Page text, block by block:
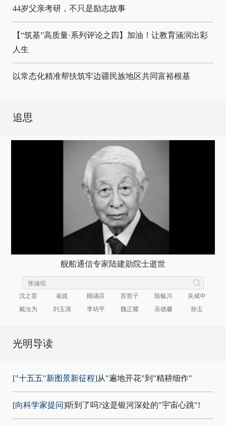
44岁父亲考研，不只是励志故事
【“筑基”高质量·系列评论之四】加油！让教育涵润出彩
人生
以常态化精准帮扶筑牢边疆民族地区共同富裕根基
追思
舰船通信专家陆建勋院士逝世
沈之荃 崔崑 顾诵芬 苏哲子 陈毓川
吴咸中
戴汝为
刘玉清 李幼平 魏正耀 吴德馨 孙玉
光明导读
["十五五"新图景新征程]从"遍地开花"到"精耕细作"
[向科学家提问]听到了吗?这是银河深处的"宇宙心跳"!